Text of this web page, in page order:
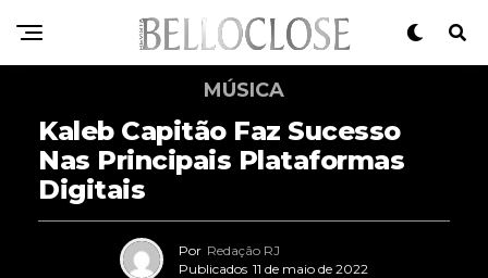
MÚSICA
Kaleb Capitão Faz Sucesso
Nas Principais Plataformas
Digitais
Por Redação RJ
Publicados 11 de maio de 2022